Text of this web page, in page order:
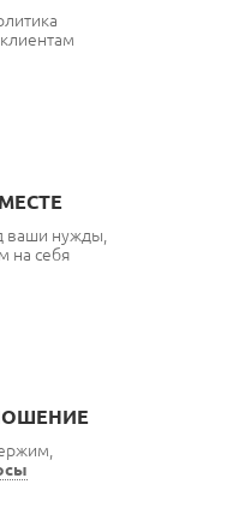
ваши нужды,
на себя